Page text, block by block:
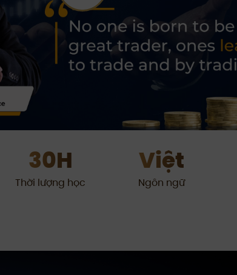
30H
Thời lượng học
Việt
Ngôn ngữ